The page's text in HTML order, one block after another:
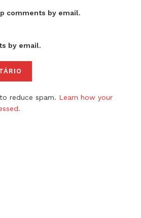
comments by email.
by email.
reduce spam. Learn how your